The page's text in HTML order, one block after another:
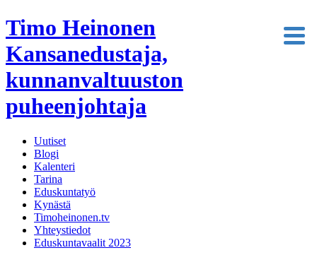
Timo Heinonen
Kansanedustaja,
kunnanvaltuuston
puheenjohtaja
Uutiset
Blogi
Kalenteri
Tarina
Eduskuntatyö
Kynästä
Timoheinonen.tv
Yhteystiedot
Eduskuntavaalit 2023